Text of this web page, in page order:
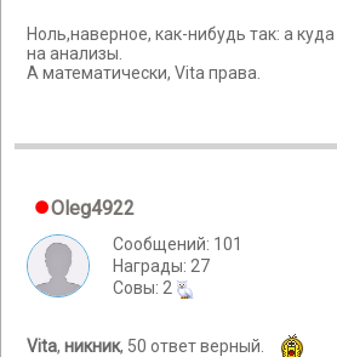
Ноль,наверное, как-нибудь так: а
на анализы.
А математически, Vita права.
Oleg4922
Сообщений: 101
Награды: 27
Cовы: 2
Vita, никник, 50 ответ верный.